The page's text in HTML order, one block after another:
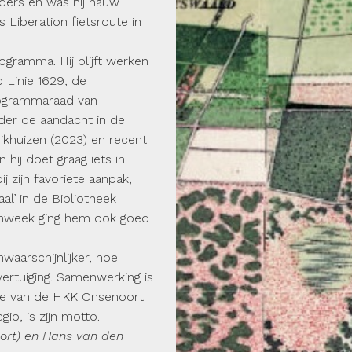
Liberation fietsroute in
Hij blijft werken
1629, de
van
de aandacht in de
(2023) en recent
hij doet graag iets in
zijn favoriete aanpak,
in de Bibliotheek
ging hem ook goed
hoe
Samenwerking is
van de HKK Onsenoort
is zijn motto.
en Hans van den